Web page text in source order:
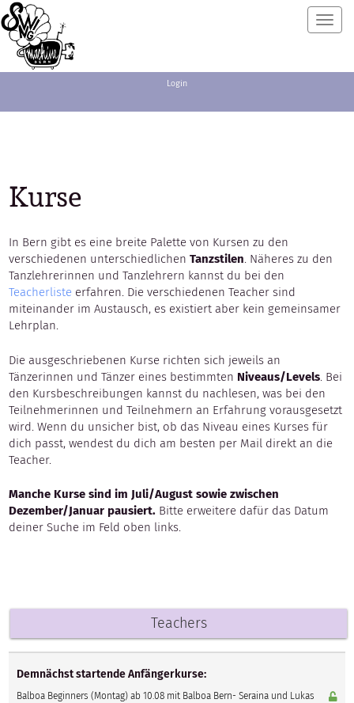
Login
Kurse
In Bern gibt es eine breite Palette von Kursen zu den
verschiedenen unterschiedlichenTanzstilen. Näheres zu den
Tanzlehrerinnen und Tanzlehrern kannst du bei den
Teacherliste erfahren. Die verschiedenen Teacher sind
miteinander im Austausch, es existiert aber kein gemeinsamer
Lehrplan.
Die ausgeschriebenen Kurse richten sich jeweils an
Tänzerinnen und Tänzer eines bestimmten Niveaus/Levels . Bei
den Kursbeschreibungen kannst du nachlesen, was bei den
Teilnehmerinnen und Teilnehmern an Erfahrung vorausgesetzt
wird. Wenn du unsicher bist, ob das Niveau eines Kurses für
dich passt, wendest du dich am besten per Mail direkt an die
Teacher.
Manche Kurse sind im Juli/August sowie zwischen
Dezember/Januar pausiert. Bitte erweitere dafür das Datum
deiner Suche im Feld oben links.
Teachers
Demnächst startende Anfängerkurse:
Balboa Beginners (Montag) ab 10.08 mit Balboa Bern- Seraina und Lukas